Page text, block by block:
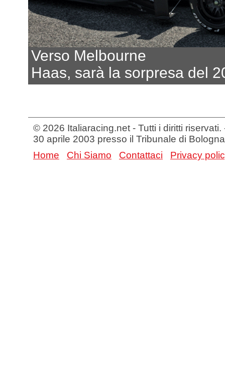
Verso Melbourne
Haas, sarà la sorpresa del
© 2026 Italiaracing.net - Tutti i diritti
30 aprile 2003 presso il Tribunale di Bologna
Home
Chi Siamo Contattaci Privacy